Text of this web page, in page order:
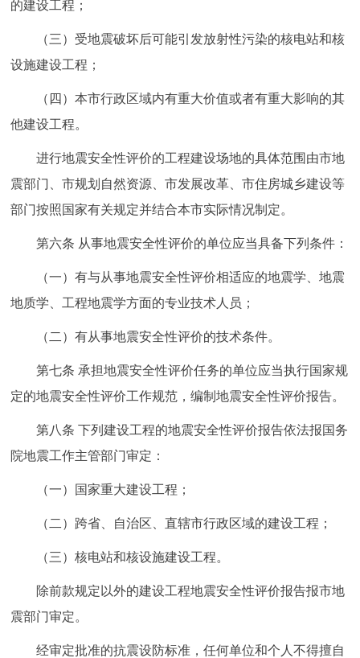
的建设工程；
（三）受地震破坏后可能引发放射性污染的核电站和核
设施建设工程；
（四）本市行政区域内有重大价值或者有重大影响的其
他建设工程。
进行地震安全性评价的工程建设场地的具体范围由市地
震部门、市规划自然资源、市发展改革、市住房城乡建设等
部门按照国家有关规定并结合本市实际情况制定。
第六条 从事地震安全性评价的单位应当具备下列条件：
（一）有与从事地震安全性评价相适应的地震学、地震
地质学、工程地震学方面的专业技术人员；
（二）有从事地震安全性评价的技术条件。
第七条 承担地震安全性评价任务的单位应当执行国家规
定的地震安全性评价工作规范，编制地震安全性评价报告。
第八条 下列建设工程的地震安全性评价报告依法报国务
院地震工作主管部门审定：
（一）国家重大建设工程；
（二）跨省、自治区、直辖市行政区域的建设工程；
（三）核电站和核设施建设工程。
除前款规定以外的建设工程地震安全性评价报告报市地
震部门审定。
经审定批准的抗震设防标准，任何单位和个人不得擅自